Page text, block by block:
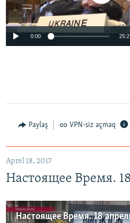
0:00
Paylaş VPN-siz açmaq
Aprel 18, 2017
Настоящее Время.
Настоящее Время. 18